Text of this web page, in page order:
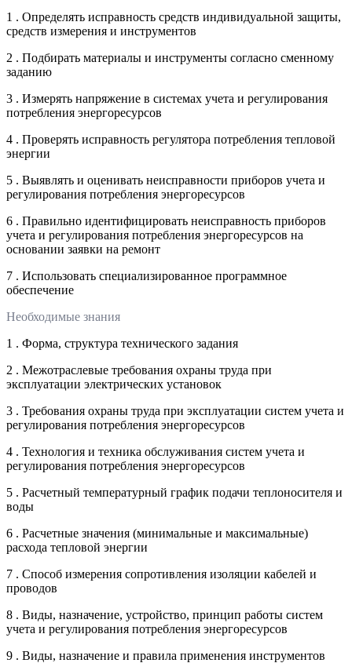
1 . Определять исправность средств индивидуальной защиты,
средств измерения и инструментов
2 . Подбирать материалы и инструменты согласно сменному
заданию
3 . Измерять напряжение в системах учета и регулирования
потребления энергоресурсов
4 . Проверять исправность регулятора потребления тепловой
энергии
5 . Выявлять и оценивать неисправности приборов учета и
регулирования потребления энергоресурсов
6 . Правильно идентифицировать неисправность приборов
учета и регулирования потребления энергоресурсов на
основании заявки на ремонт
7 . Использовать специализированное программное
обеспечение
Необходимые знания
1 . Форма, структура технического задания
2 . Межотраслевые требования охраны труда при
эксплуатации электрических установок
3 . Требования охраны труда при эксплуатации систем учета и
регулирования потребления энергоресурсов
4 . Технология и техника обслуживания систем учета и
регулирования потребления энергоресурсов
5 . Расчетный температурный график подачи теплоносителя и
воды
6 . Расчетные значения (минимальные и максимальные)
расхода тепловой энергии
7 . Способ измерения сопротивления изоляции кабелей и
проводов
8 . Виды, назначение, устройство, принцип работы систем
учета и регулирования потребления энергоресурсов
9 . Виды, назначение и правила применения инструментов